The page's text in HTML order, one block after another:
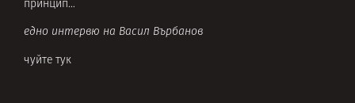
принцип…
едно интервю на Васил Върбанов
чуйте тук